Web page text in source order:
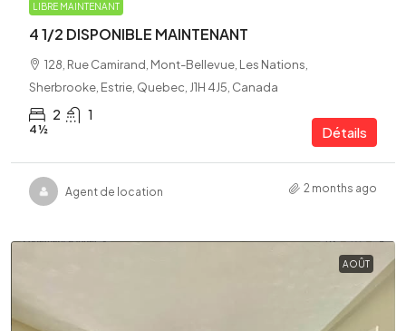
LIBRE MAINTENANT
4 1/2 DISPONIBLE MAINTENANT
128, Rue Camirand, Mont-Bellevue, Les Nations,
Sherbrooke, Estrie, Quebec, J1H 4J5, Canada
2 1
4 ½ Détails
Agent de location 2 months ago
AOÛT